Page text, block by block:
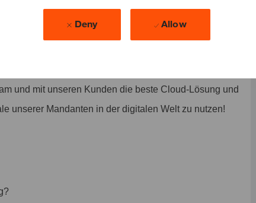
Deny Allow
auszubauen. Als Teil unseres Cloud Teams
unsere Kunden bei allen wichtigen Fragen entlang
unseres umfassenden Fachwissens im Cloud-
Amazon Web Services (AWS) und Google Cloud
und mit unseren Kunden die beste Cloud-Lösung und
unserer Mandanten in der digitalen Welt zu nutzen!